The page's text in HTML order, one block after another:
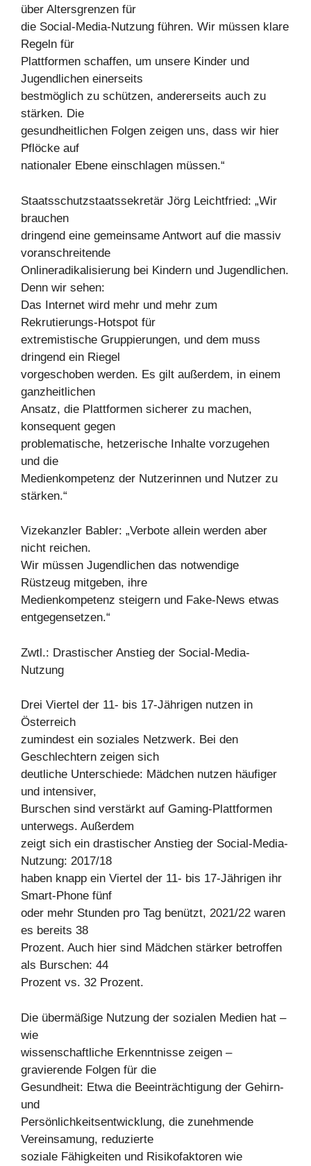
über Altersgrenzen für
die Social-Media-Nutzung führen. Wir müssen klare
Regeln für
Plattformen schaffen, um unsere Kinder und
Jugendlichen einerseits
bestmöglich zu schützen, andererseits auch zu
stärken. Die
gesundheitlichen Folgen zeigen uns, dass wir hier
Pflöcke auf
nationaler Ebene einschlagen müssen.“
Staatsschutzstaatssekretär Jörg Leichtfried: „Wir
brauchen
dringend eine gemeinsame Antwort auf die massiv
voranschreitende
Onlineradikalisierung bei Kindern und Jugendlichen.
Denn wir sehen:
Das Internet wird mehr und mehr zum
Rekrutierungs-Hotspot für
extremistische Gruppierungen, und dem muss
dringend ein Riegel
vorgeschoben werden. Es gilt außerdem, in einem
ganzheitlichen
Ansatz, die Plattformen sicherer zu machen,
konsequent gegen
problematische, hetzerische Inhalte vorzugehen
und die
Medienkompetenz der Nutzerinnen und Nutzer zu
stärken.“
Vizekanzler Babler: „Verbote allein werden aber
nicht reichen.
Wir müssen Jugendlichen das notwendige
Rüstzeug mitgeben, ihre
Medienkompetenz steigern und Fake-News etwas
entgegensetzen.“
Zwtl.: Drastischer Anstieg der Social-Media-
Nutzung
Drei Viertel der 11- bis 17-Jährigen nutzen in
Österreich
zumindest ein soziales Netzwerk. Bei den
Geschlechtern zeigen sich
deutliche Unterschiede: Mädchen nutzen häufiger
und intensiver,
Burschen sind verstärkt auf Gaming-Plattformen
unterwegs. Außerdem
zeigt sich ein drastischer Anstieg der Social-Media-
Nutzung: 2017/18
haben knapp ein Viertel der 11- bis 17-Jährigen ihr
Smart-Phone fünf
oder mehr Stunden pro Tag benützt, 2021/22 waren
es bereits 38
Prozent. Auch hier sind Mädchen stärker betroffen
als Burschen: 44
Prozent vs. 32 Prozent.
Die übermäßige Nutzung der sozialen Medien hat –
wie
wissenschaftliche Erkenntnisse zeigen –
gravierende Folgen für die
Gesundheit: Etwa die Beeinträchtigung der Gehirn-
und
Persönlichkeitsentwicklung, die zunehmende
Vereinsamung, reduzierte
soziale Fähigkeiten und Risikofaktoren wie